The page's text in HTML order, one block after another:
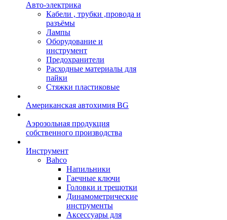
Авто-электрика
Кабели , трубки ,провода и
разъёмы
Лампы
Оборудование и
инструмент
Предохранители
Расходные материалы для
пайки
Стяжки пластиковые
Американская автохимия BG
Аэрозольная продукция
собственного производства
Инструмент
Bahco
Напильники
Гаечные ключи
Головки и трещотки
Динамометрические
инструменты
Аксессуары для